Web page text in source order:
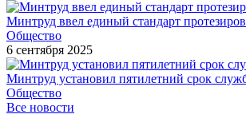
Минтруд ввел единый стандарт
Общество
6 сентября 2025
Минтруд установил пятилетний срок
Общество
Все новости